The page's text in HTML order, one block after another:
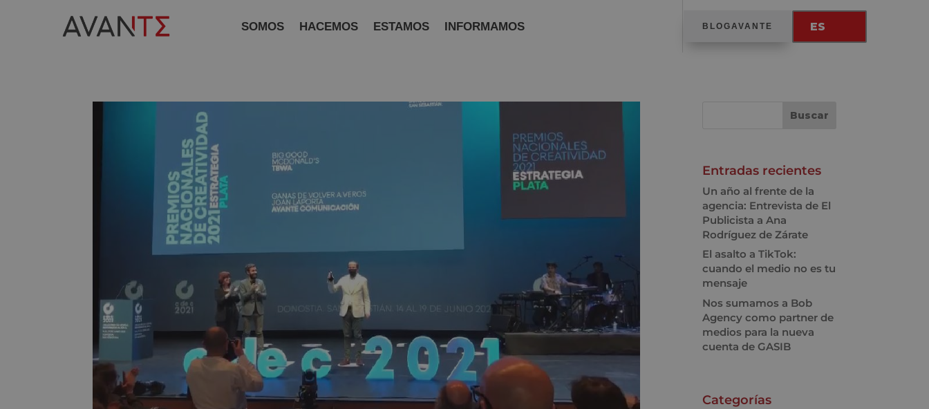
SOMOS HACEMOS ESTAMOS INFORMAMOS BLOGAVANTE ES
Entradas recientes
Un año al frente de la
agencia: Entrevista de El
Publicista a Ana
Rodríguez de Zárate
El asalto a TikTok:
cuando el medio no es tu
mensaje
Nos sumamos a Bob
Agency como partner de
medios para la nueva
cuenta de GASIB
Categorías